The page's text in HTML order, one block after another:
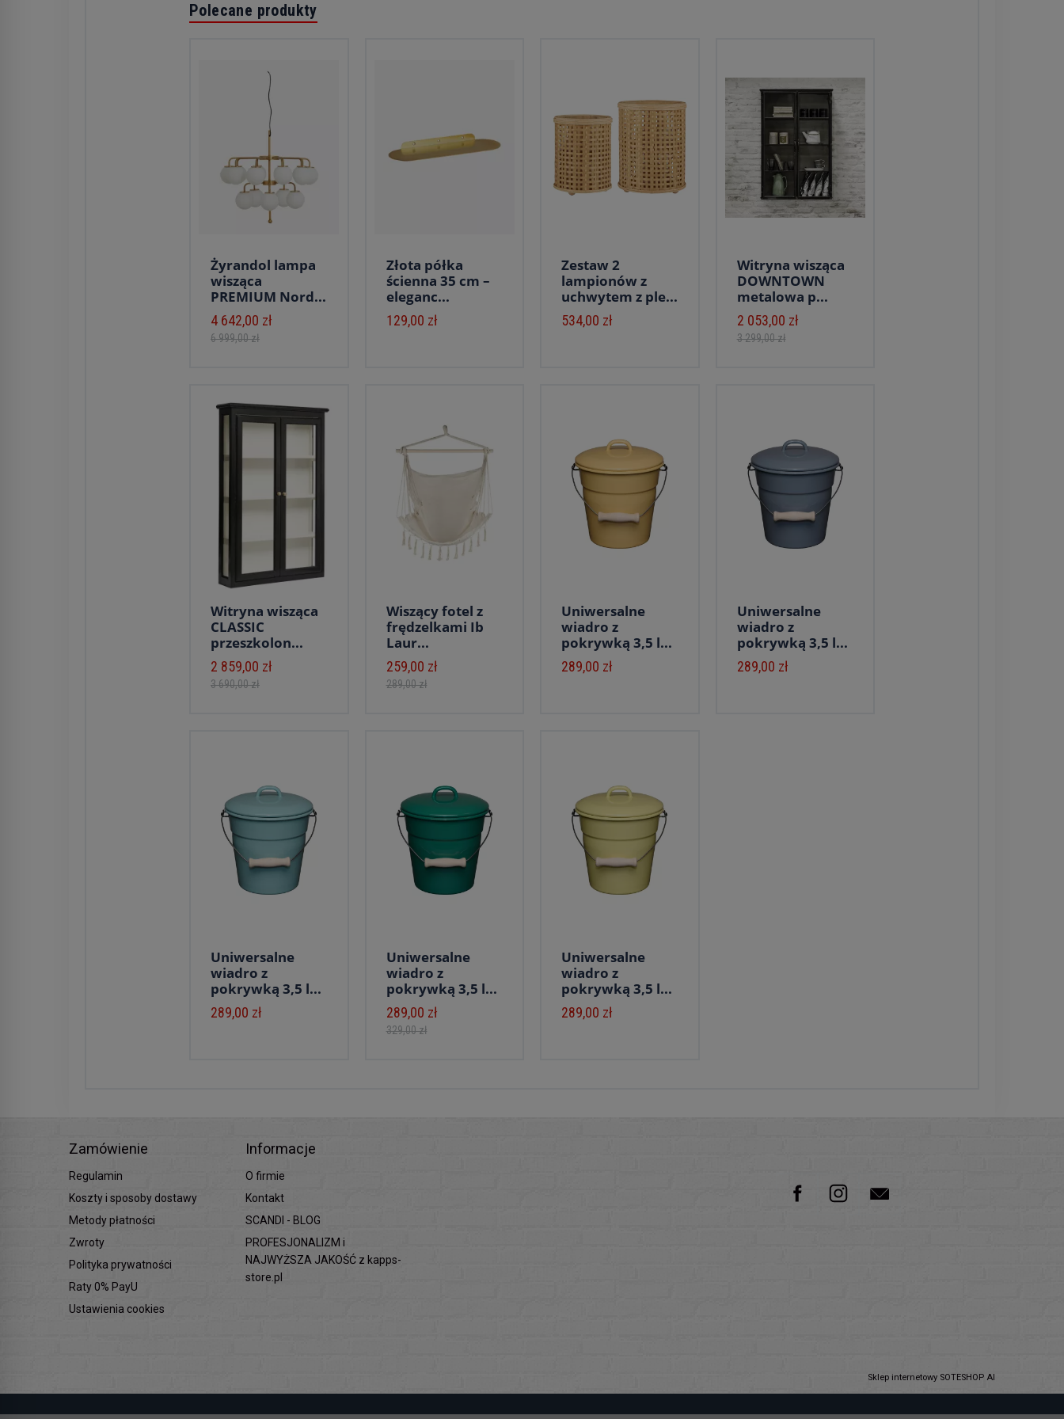
Polecane produkty
Żyrandol lampa
wisząca
PREMIUM Nord...
4 642,00 zł
6 999,00 zł
Złota półka
ścienna 35 cm –
eleganc...
129,00 zł
Zestaw 2
lampionów z
uchwytem z ple...
534,00 zł
Witryna wisząca
DOWNTOWN
metalowa p...
2 053,00 zł
3 299,00 zł
Witryna wisząca
CLASSIC
przeszkolon...
2 859,00 zł
3 690,00 zł
Wiszący fotel z
frędzelkami Ib
Laur...
259,00 zł
289,00 zł
Uniwersalne
wiadro z
pokrywką 3,5 l...
289,00 zł
Uniwersalne
wiadro z
pokrywką 3,5 l...
289,00 zł
Uniwersalne
wiadro z
pokrywką 3,5 l...
289,00 zł
Uniwersalne
wiadro z
pokrywką 3,5 l...
289,00 zł
329,00 zł
Uniwersalne
wiadro z
pokrywką 3,5 l...
289,00 zł
Zamówienie
Regulamin
Koszty i sposoby dostawy
Metody płatności
Zwroty
Polityka prywatności
Raty 0% PayU
Ustawienia cookies
Informacje
O firmie
Kontakt
SCANDI - BLOG
PROFESJONALIZM i
NAJWYŻSZA JAKOŚĆ z kapps-
store.pl
Sklep internetowy SOTESHOP AI